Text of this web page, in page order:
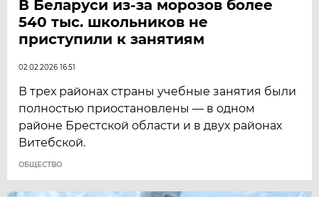
В Беларуси из-за морозов более
540 тыс. школьников не
приступили к занятиям
02.02.2026 16:51
В трех районах страны учебные занятия были
полностью приостановлены — в одном
районе Брестской области и в двух районах
Витебской.
ОБЩЕСТВО